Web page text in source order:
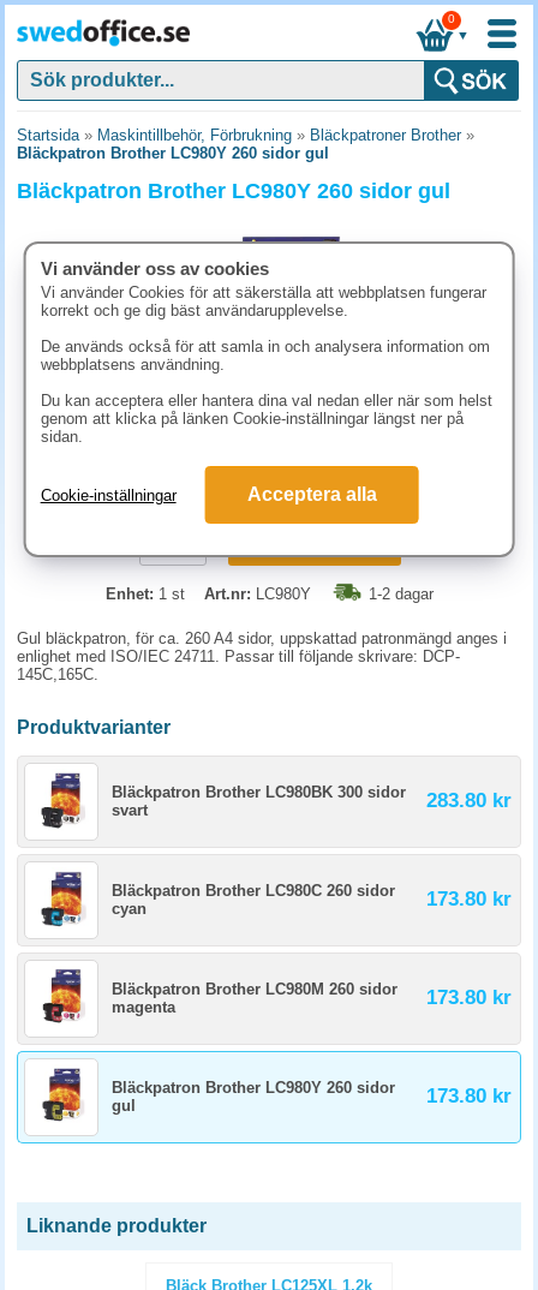
▼
0
Startsida» Maskintillbehör, Förbrukning » Bläckpatroner Brother»
Bläckpatron Brother LC980Y 260 sidor gul
Bläckpatron Brother LC980Y 260 sidor gul
173.80 kr (inkl. moms)
Enhet: 1 st Art.nr: LC980Y 1-2 dagar
Gul bläckpatron, för ca. 260 A4 sidor, uppskattad patronmängd anges i
enlighet med ISO/IEC 24711. Passar till följande skrivare: DCP-
145C,165C.
Produktvarianter
Bläckpatron Brother LC980BK 300 sidor
svart
283.80 kr
Bläckpatron Brother LC980C 260 sidor
cyan
173.80 kr
Bläckpatron Brother LC980M 260 sidor
magenta
173.80 kr
Bläckpatron Brother LC980Y 260 sidor
gul
173.80 kr
Liknande produkter
Bläck Brother LC125XL 1,2k
Vi använder oss av cookies
Vi använder Cookies för att säkerställa att webbplatsen fungerar
korrekt och ge dig bäst användarupplevelse.
De används också för att samla in och analysera information om
webbplatsens användning.
Du kan acceptera eller hantera dina val nedan eller när som helst
genom att klicka på länken Cookie-inställningar längst ner på
sidan.
Cookie-inställningar Acceptera alla